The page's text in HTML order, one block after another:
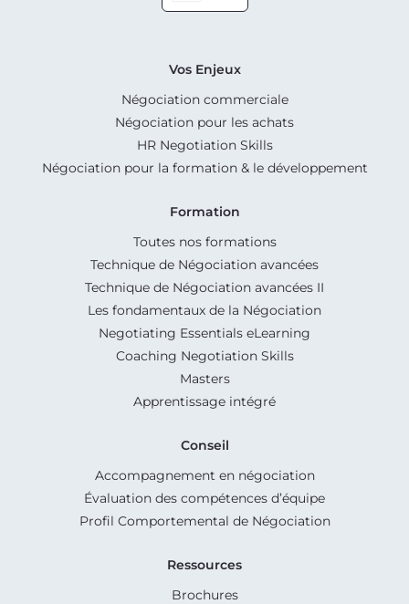
Vos Enjeux
Négociation commerciale
Négociation pour les achats
HR Negotiation Skills
Négociation pour la formation & le développement
Formation
Toutes nos formations
Technique de Négociation avancées
Technique de Négociation avancées II
Les fondamentaux de la Négociation
Negotiating Essentials eLearning
Coaching Negotiation Skills
Masters
Apprentissage intégré
Conseil
Accompagnement en négociation
Évaluation des compétences d’équipe
Profil Comportemental de Négociation
Ressources
Brochures